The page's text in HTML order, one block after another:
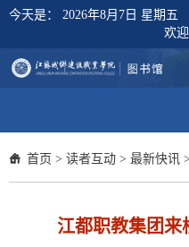
今天是： 2026年8月7日 星期五
欢
首页 > 读者互动 > 最新快讯 >
江都职教集团来